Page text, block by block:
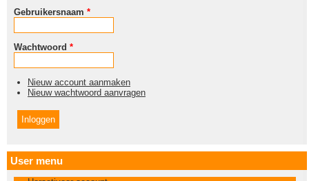
Gebruikersnaam *
Wachtwoord *
Nieuw account aanmaken
Nieuw wachtwoord aanvragen
User menu